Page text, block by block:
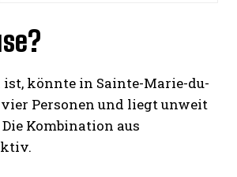
könnte in Sainte-Marie-du-
Personen und liegt unweit
Kombination aus